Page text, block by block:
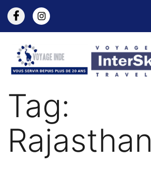
Tag:
Rajasthan